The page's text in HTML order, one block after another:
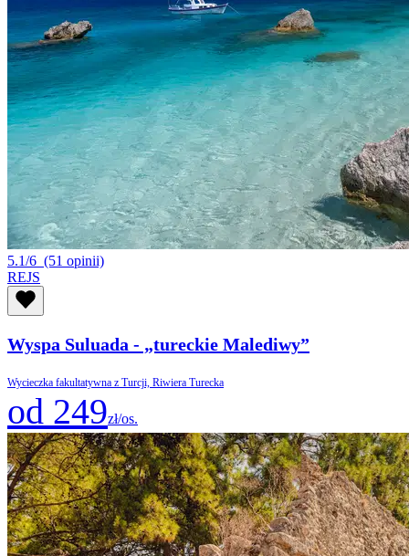
5.1/6 (51 opinii)
REJS
Wyspa Suluada - „tureckie Malediwy”
Wycieczka fakultatywna z Turcji, Riwiera Turecka
od 249zł/os.